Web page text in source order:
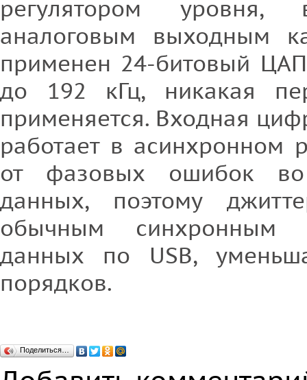
регулятором уровня,
аналоговым выходным
применен 24-битовый
до 192 кГц, никакая
применяется. Входная
работает в асинхронном
от фазовых ошибок
данных, поэтому
обычным синхронным
данных по USB,
порядков.
Поделиться…